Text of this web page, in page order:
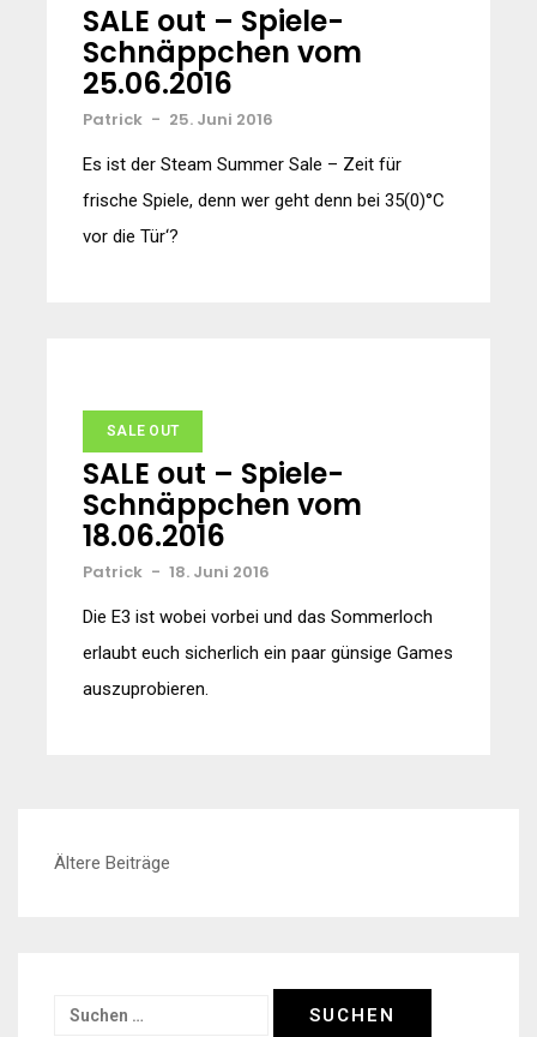
SALE out – Spiele-
Schnäppchen vom
25.06.2016
Patrick - 25. Juni 2016
Es ist der Steam Summer Sale – Zeit für
frische Spiele, denn wer geht denn bei 35(0)°C
vor die Tür‘?
SALE OUT
SALE out – Spiele-
Schnäppchen vom
18.06.2016
Patrick - 18. Juni 2016
Die E3 ist wobei vorbei und das Sommerloch
erlaubt euch sicherlich ein paar günsige Games
auszuprobieren.
Beitragsnavigation
Ältere Beiträge
Suchen